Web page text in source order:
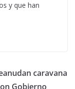
y que han
caravana
Gobierno